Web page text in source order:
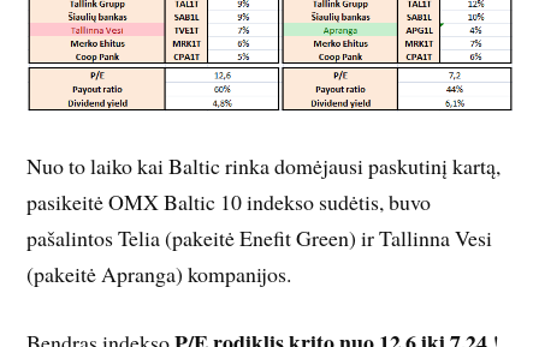
Nuo to laiko kai Baltic rinka domėjausi paskutinį kartą,
pasikeitė OMX Baltic 10 indekso sudėtis, buvo
pašalintos Telia (pakeitė Enefit Green) ir Tallinna Vesi
(pakeitė Apranga) kompanijos.